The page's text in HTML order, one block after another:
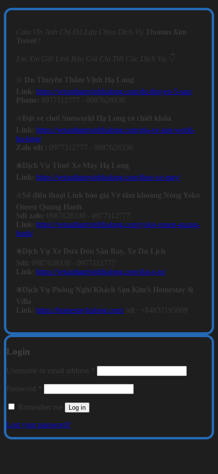
Cảm Ơn Anh Chị Đã Lựa Chọn Dịch Vụ Thomas Kim
Travel !
Em Xin Gửi Link Báo Giá Chi Tiết Các Dịch Vụ 👇
❇️
Du Thuyền Thăm Vịnh Hạ Long
Link: https://vetauthamvinhhalong.com/du-thuyen-5-sao/
Phone: 0977112777 - 0987628336
❇️ Đặt vé chơi Sunworld Hạ Long có chiết khấu
Link: https://vetauthamvinhhalong.com/gia-ve-sun-world-
ha-long/
Zalo sdt : 0977112777 - 0987628336
❇️Dịch Vụ Thuê Xe Máy Hạ Long
Link: https://vetauthamvinhhalong.com/thue-xe-may/
❇️ Số điện thoại Link báo giá Vé tắm khoáng Nóng Yoko
Onsen Quang Hanh
Sdt zalo: 0987628336 - 0977112777
Link: https://vetauthamvinhhalong.com/yoko-onsen-quang-
hanh/
❇️Dịch Vụ Xe Đưa Đón Sân Bay, Xe Du Lịch
Sdt: 0987628336 - 0977112777
Link: https://vetauthamvinhhalong.com/dat-o-to/
❇️Dịch Vụ Phòng Nghỉ Khách Sạn Kim’s Homestay &
Villa
Link: https://homestayhalong.com/sđt : +84837195689
Login
Username or email address
Password
Remember me Log in
Lost your password?